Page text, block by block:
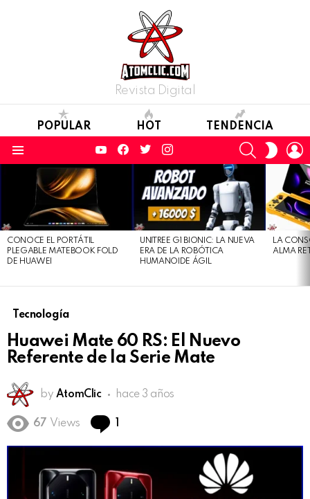
Revista Digital
POPULAR HOT TENDENCIA
YouTubeFacebook
TwitterInstagram SEARCH
SKIN
STORIES
CONOCE EL PORTÁTIL
PLEGABLE MATEBOOK FOLD
DE HUAWEI
UNITREE G1 BIONIC: LA NUEVA
ERA DE LA ROBÓTICA
HUMANOIDE ÁGIL
LA
ALMA
Tecnología
Huawei Mate 60 RS: El Nuevo
Referente de la Serie Mate
by AtomClic hace 3 años
67 Views